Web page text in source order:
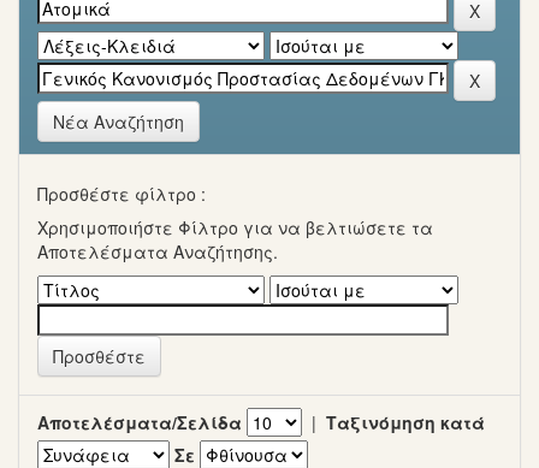
Νέα Αναζήτηση
Προσθέστε φίλτρο :
Χρησιμοποιήστε Φίλτρο για να βελτιώσετε τα
Αποτελέσματα Αναζήτησης.
Αποτελέσματα/Σελίδα | Ταξινόμηση κατά
Σε